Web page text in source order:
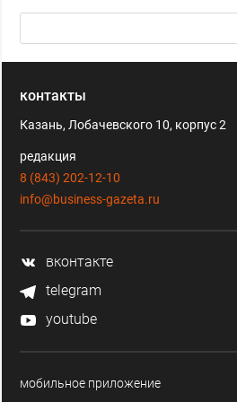
контакты
Казань, Лобачевского 10, корпус 2
редакция
8 (843) 202-12-10
info@business-gazeta.ru
вконтакте
telegram
youtube
мобильное приложение